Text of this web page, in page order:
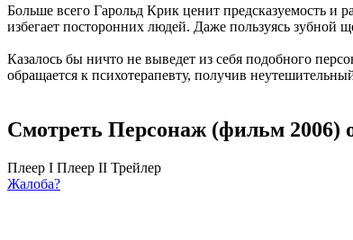
Больше всего Гарольд Крик ценит предсказуемость и
избегает посторонних людей. Даже пользуясь зубной
Казалось бы ничто не выведет из себя подобного
обращается к психотерапевту, получив
Смотреть Персонаж (фильм 2006)
Плеер I Плеер II Трейлер
Жалоба?